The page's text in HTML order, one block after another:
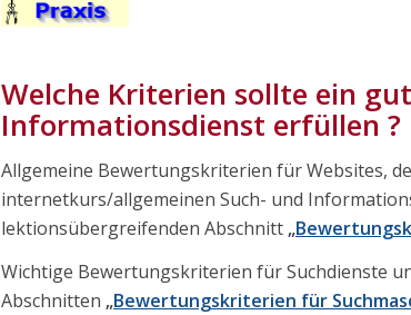
Welche Kriterien sollte ein
Informationsdienst erfüllen ?
Allgemeine Bewertungskriterien für Websites,
internetkurs/allgemeinen Such- und
lektionsübergreifenden Abschnitt „
Wichtige Bewertungskriterien für Suchdienste
Abschnitten „Bewertungskriterien für